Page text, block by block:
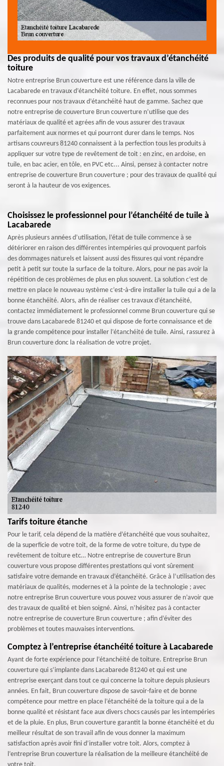
Des produits de qualité pour vos travaux d’étanchéité
toiture
Notre entreprise Brun couverture est une référence dans la ville de
Lacabarede en travaux d’étanchéité toiture. En effet, nous sommes
reconnues pour nos travaux d’étanchéité haut de gamme. Sachez que
notre entreprise de couverture Brun couverture n’utilise que des
matériaux de qualité et agrées afin de vous assurer des travaux
parfaitement aux normes et qui pourront durer dans le temps. Nos
artisans couvreurs 81240 connaissent à la perfection tous les produits à
appliquer sur votre type de revêtement de toit : en zinc, en ardoise, en
tuile, en bac acier, en tôle, en PVC etc... Ainsi, pensez à contacter notre
entreprise de couverture Brun couverture ; pour des travaux de qualité qui
seront à la hauteur de vos exigences.
Choisissez le professionnel pour l’étanchéité de tuile à
Lacabarede
Après plusieurs années d’utilisation, l’état de tuile commence à se
détériorer en raison des différentes intempéries qui provoquent parfois
des dommages naturels et laissent aussi des fissures qui vont répandre
petit à petit sur toute la surface de la toiture. Alors, pour ne pas avoir la
répétition de ces problèmes de plus en plus souvent. La solution c’est de
mettre en place le nouveau système c’est-à-dire installer la tuile qui a de la
bonne étanchéité. Alors, afin de réaliser ces travaux d’étanchéité,
contactez immédiatement le professionnel comme Brun couverture qui se
trouve dans Lacabarede 81240 et qui dispose de forte connaissance et de
la grande compétence pour installer l’étanchéité de tuile. Ainsi, rassurez à
Brun couverture donc la réalisation de votre projet.
Tarifs toiture étanche
Pour le tarif, cela dépend de la matière d’étanchéité que vous souhaitez,
de la superficie de votre toit, de la forme de votre toiture, du type de
revêtement de toiture etc… Notre entreprise de couverture Brun
couverture vous propose différentes prestations qui vont sûrement
satisfaire votre demande en travaux d’étanchéité. Grâce à l’utilisation des
matériaux de qualités, modernes et à la pointe de la technologie ; avec
notre entreprise Brun couverture vous pouvez vous assurer de n’avoir que
des travaux de qualité et bien soigné. Ainsi, n’hésitez pas à contacter
notre entreprise de couverture Brun couverture ; afin d’éviter des
problèmes et toutes mauvaises interventions.
Comptez à l’entreprise étanchéité toiture à Lacabarede
Ayant de forte expérience pour l’étanchéité de toiture. Entreprise Brun
couverture qui s’implante dans Lacabarede 81240 et qui est une
entreprise exerçant dans tout ce qui concerne la toiture depuis plusieurs
années. En fait, Brun couverture dispose de savoir-faire et de bonne
compétence pour mettre en place l’étanchéité de la toiture qui a de la
bonne qualité et résistant face aux divers chocs causés par les intempéries
et de la pluie. En plus, Brun couverture garantit la bonne étanchéité et du
meilleur résultat de son travail afin de vous donner la maximum
satisfaction après avoir fini d’installer votre toit. Alors, comptez à
l’entreprise Brun couverture la réalisation de la meilleure étanchéité de